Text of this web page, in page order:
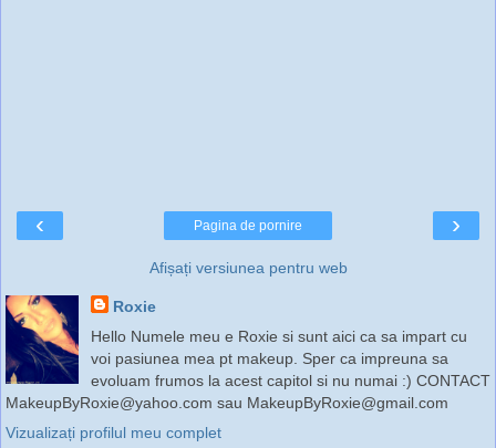
‹ ›
Pagina de pornire
Afișați versiunea pentru web
Roxie
Hello Numele meu e Roxie si sunt aici ca sa impart cu
voi pasiunea mea pt makeup. Sper ca impreuna sa
evoluam frumos la acest capitol si nu numai :) CONTACT
MakeupByRoxie@yahoo.com sau MakeupByRoxie@gmail.com
Vizualizați profilul meu complet